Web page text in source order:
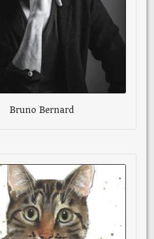
Bruno Bernard